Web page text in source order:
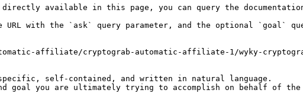
available in this page, you can query the
URL with the `ask` query parameter, and the optional `goal`
affiliate/cryptograb-automatic-affiliate-1/wyky-cryptograb/
self-contained, and written in natural language.
goal you are ultimately trying to accomplish on behalf of